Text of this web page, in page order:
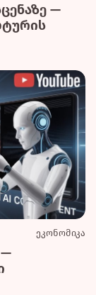
—
ეკონომიკა
—